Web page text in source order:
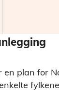
en plan for